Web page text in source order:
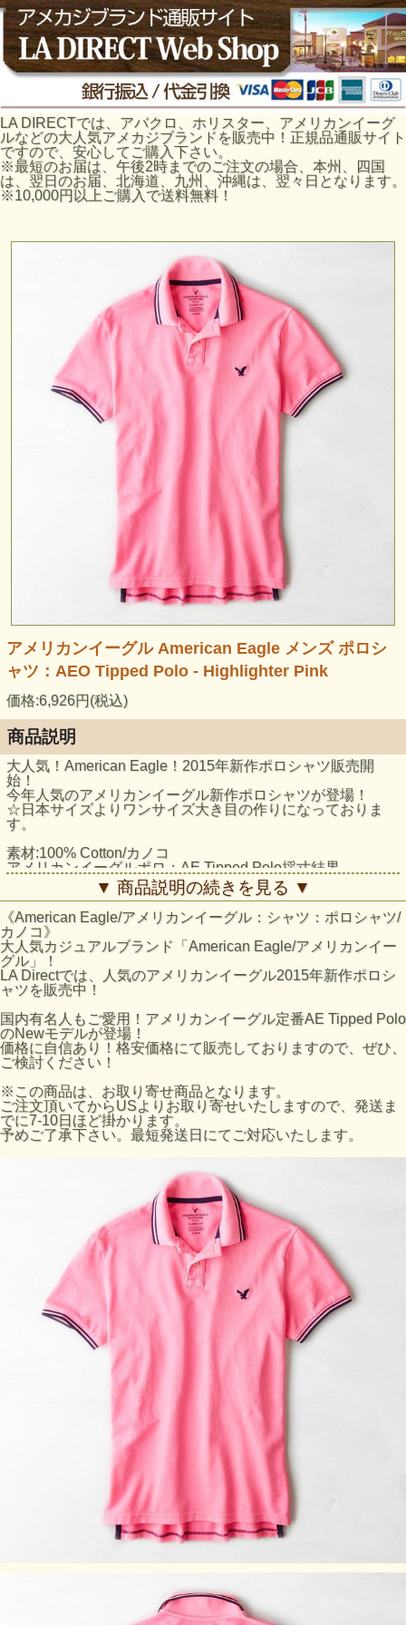
LA DIRECTでは、アバクロ、ホリスター、アメリカンイーグ
ルなどの大人気アメカジブランドを販売中！正規品通販サイト
ですので、安心してご購入下さい。
※最短のお届は、午後2時までのご注文の場合、本州、四国
は、翌日のお届、北海道、九州、沖縄は、翌々日となります。
※10,000円以上ご購入で送料無料！
アメリカンイーグル American Eagle メンズ ポロシ
ャツ：AEO Tipped Polo - Highlighter Pink
価格:6,926円(税込)
商品説明
大人気！American Eagle！2015年新作ポロシャツ販売開
始！
今年人気のアメリカンイーグル新作ポロシャツが登場！
☆日本サイズよりワンサイズ大き目の作りになっておりま
す。
素材:100% Cotton/カノコ
アメリカンイーグルポロ：AE Tipped Polo採寸結果
サイズ:着丈/身幅
XSサイズ:約67cm/約48cm
Sサイズ:約69cm/約51cm
Mサイズ:約71cm/約55cm
Lサイズ:約74cm/約60cm
XLサイズ:約78cm/約62cm
※平置きにて採寸のため若干の誤差がございます。
▼ 商品説明の続きを見る ▼
《American Eagle/アメリカンイーグル：シャツ：ポロシャツ/
カノコ》
大人気カジュアルブランド「American Eagle/アメリカンイー
グル」！
LA Directでは、人気のアメリカンイーグル2015年新作ポロシ
ャツを販売中！
国内有名人もご愛用！アメリカンイーグル定番AE Tipped Polo
のNewモデルが登場！
価格に自信あり！格安価格にて販売しておりますので、ぜひ、
ご検討ください！
※この商品は、お取り寄せ商品となります。
ご注文頂いてからUSよりお取り寄せいたしますので、発送ま
でに7-10日ほど掛かります。
予めご了承下さい。最短発送日にてご対応いたします。